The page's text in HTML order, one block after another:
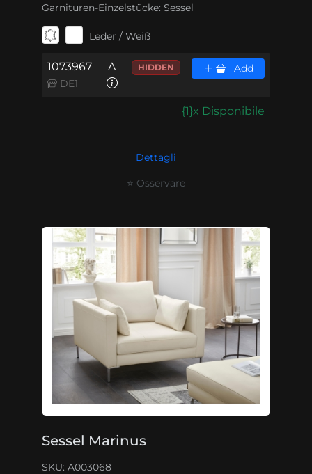
Garnituren-Einzelstücke: Sessel
Leder / Weiß
1073967
DE1
A HIDDEN Add
{1}x Disponibile
Dettagli
⭐ Osservare
Sessel Marinus
SKU: A003068